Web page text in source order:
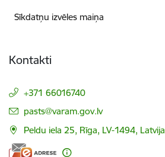
Sīkdatņu izvēles maiņa
Kontakti
+371 66016740
E-pasts:
pasts@varam.gov.lv
Peldu iela 25, Rīga, LV-1494, Latvija